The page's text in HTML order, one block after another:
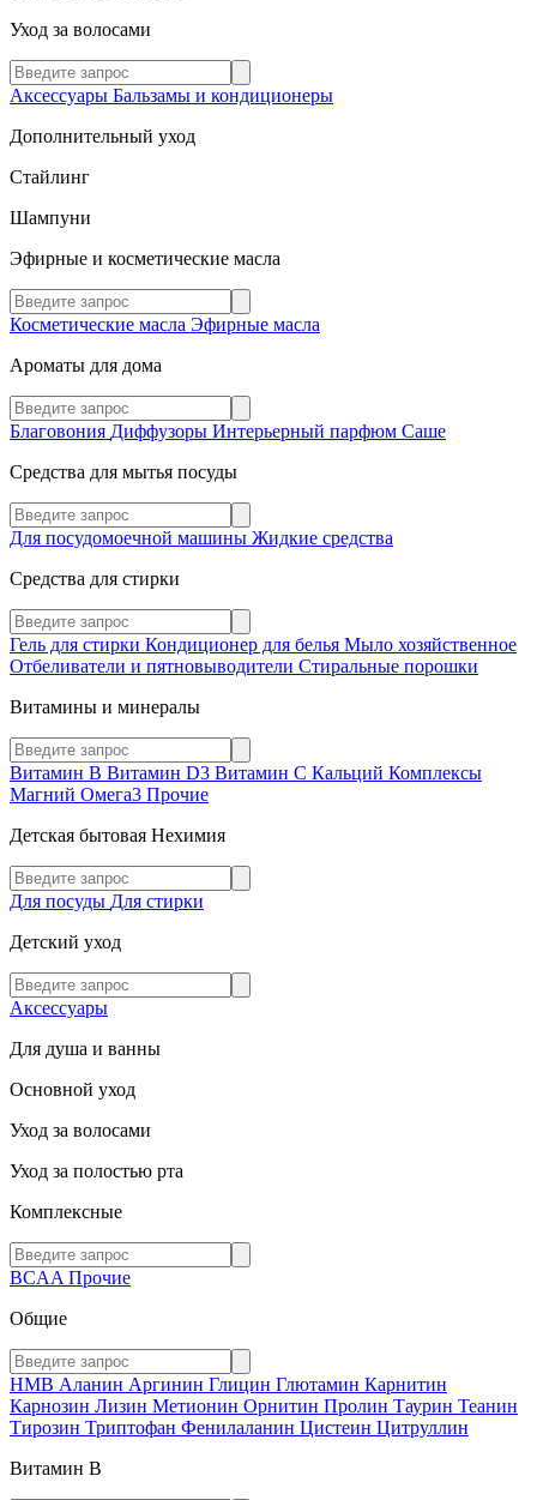
Уход за волосами
Аксессуары Бальзамы и кондиционеры
Дополнительный уход
Стайлинг
Шампуни
Эфирные и косметические масла
Косметические масла Эфирные масла
Ароматы для дома
Благовония Диффузоры Интерьерный парфюм Саше
Средства для мытья посуды
Для посудомоечной машины Жидкие средства
Средства для стирки
Гель для стирки Кондиционер для белья Мыло хозяйственное
Отбеливатели и пятновыводители Стиральные порошки
Витамины и минералы
Витамин В Витамин D3 Витамин С Кальций Комплексы
Магний Омега3 Прочие
Детская бытовая Нехимия
Для посуды Для стирки
Детский уход
Аксессуары
Для душа и ванны
Основной уход
Уход за волосами
Уход за полостью рта
Комплексные
BCAA Прочие
Общие
HMB Аланин Аргинин Глицин Глютамин Карнитин
Карнозин Лизин Метионин Орнитин Пролин Таурин Теанин
Тирозин Триптофан Фенилаланин Цистеин Цитруллин
Витамин В